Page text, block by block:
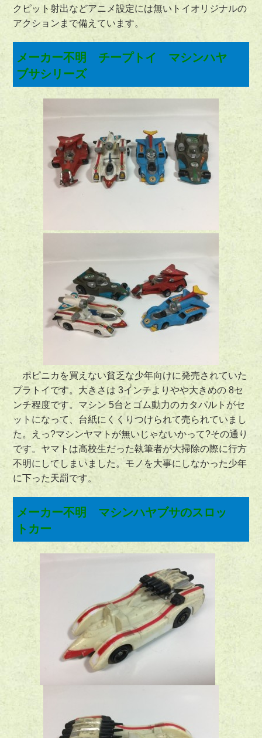
クピット射出などアニメ設定には無いトイオリジナルの
アクションまで備えています。
メーカー不明 チープトイ マシンハヤ
ブサシリーズ
ポピニカを買えない貧乏な少年向けに発売されていた
プラトイです。大きさは 3インチよりやや大きめの 8セ
ンチ程度です。マシン 5台とゴム動力のカタパルトがセ
ットになって、台紙にくくりつけられて売られていまし
た。えっ?マシンヤマトが無いじゃないかって?その通り
です。ヤマトは高校生だった執筆者が大掃除の際に行方
不明にしてしまいました。モノを大事にしなかった少年
に下った天罰です。
メーカー不明 マシンハヤブサのスロッ
トカー